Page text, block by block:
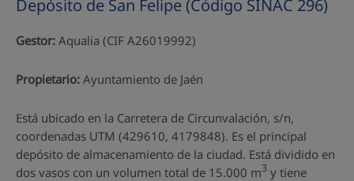
Depósito de San Felipe (Código SINAC 296)
Gestor: Aqualia (CIF A26019992)
Propietario: Ayuntamiento de Jaén
Está ubicado en la Carretera de Circunvalación, s/n,
coordenadas UTM (429610, 4179848). Es el principal
depósito de almacenamiento de la ciudad. Está dividido en
dos vasos con un volumen total de 15.000 m3 y tiene